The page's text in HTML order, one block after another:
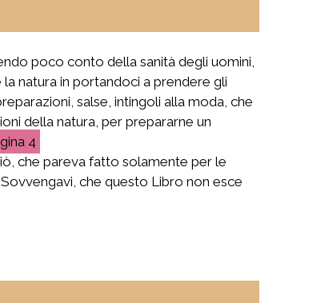
poco conto della sanità degli uomini,
natura in portandoci a prendere gli
salse, intingoli alla moda, che
della natura, per prepararne un
4
che pareva fatto solamente per le
che questo Libro non esce